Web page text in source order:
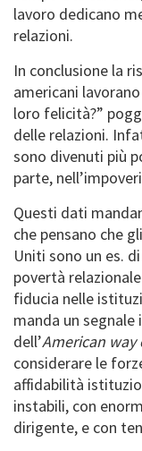
lavoro dedicano
relazioni.
In conclusione la
americani
loro felicità?”
delle relazioni.
sono divenuti più
parte,
Questi dati
che pensano che
Uniti sono un es.
povertà
fiducia nelle
manda un
dell’American way
considerare le
affidabilità
instabili, con
dirigente, e con